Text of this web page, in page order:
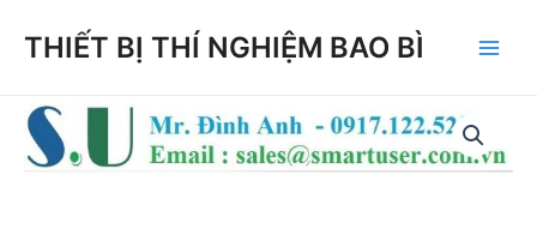
THIẾT BỊ THÍ NGHIỆM BAO BÌ